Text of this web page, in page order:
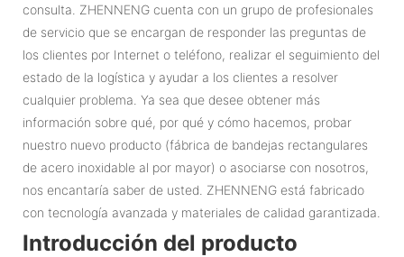
consulta. ZHENNENG cuenta con un grupo de profesionales
de servicio que se encargan de responder las preguntas de
los clientes por Internet o teléfono, realizar el seguimiento del
estado de la logística y ayudar a los clientes a resolver
cualquier problema. Ya sea que desee obtener más
información sobre qué, por qué y cómo hacemos, probar
nuestro nuevo producto (fábrica de bandejas rectangulares
de acero inoxidable al por mayor) o asociarse con nosotros,
nos encantaría saber de usted. ZHENNENG está fabricado
con tecnología avanzada y materiales de calidad garantizada.
Introducción del producto